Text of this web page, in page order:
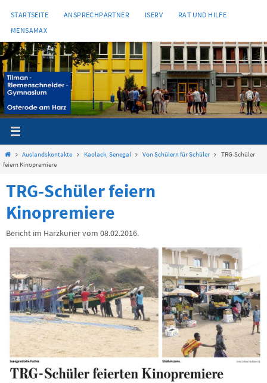
Inhalt
springen
STARTSEITE ANSPRECHPARTNER ISERV
RAT UND HILFE
MENSAMAX
StartAuslandskontakte Kaolack, Senegal Von Schülern für Schüler
TRG-Schüler
feiern Kinopremiere
TRG-Schüler feiern
Kinopremiere
Bericht im Harzkurier vom 08.02.2016.